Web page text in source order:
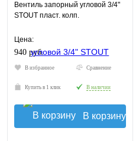
Вентиль запорный угловой 3/4"
STOUT пласт. колп.
Цена:
940 руб.
В избранное Сравнение
Купить в 1 клик В наличии
В корзину